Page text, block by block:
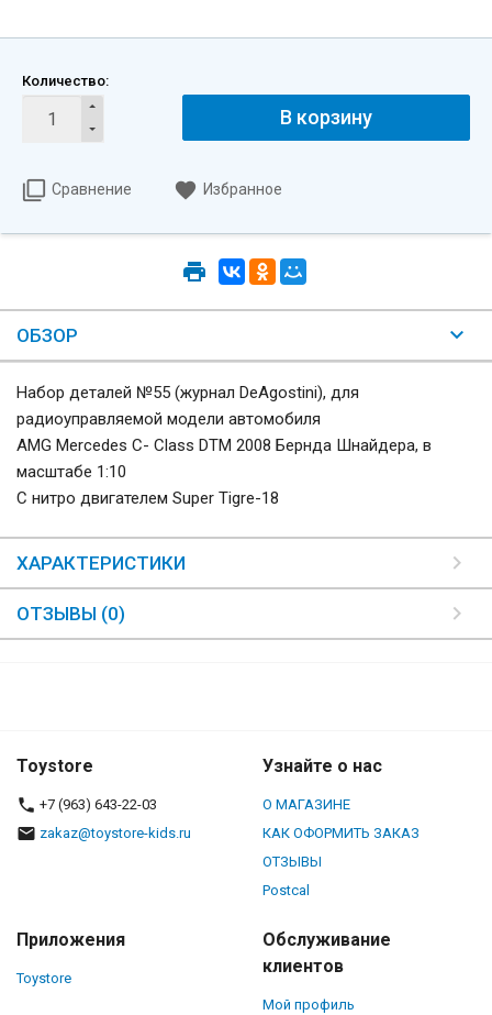
Количество:
В корзину
Сравнение Избранное
ОБЗОР
Набор деталей №55 (журнал DeAgostini), для
радиоуправляемой модели автомобиля
AMG Mercedes C- Class DTM 2008 Бернда Шнайдера, в
масштабе 1:10
С нитро двигателем Super Tigre-18
ХАРАКТЕРИСТИКИ
ОТЗЫВЫ (0)
Toystore
+7 (963) 643-22-03
zakaz@toystore-kids.ru
Узнайте о нас
О МАГАЗИНЕ
КАК ОФОРМИТЬ ЗАКАЗ
ОТЗЫВЫ
Postcal
Приложения
Toystore
Обслуживание
клиентов
Мой профиль